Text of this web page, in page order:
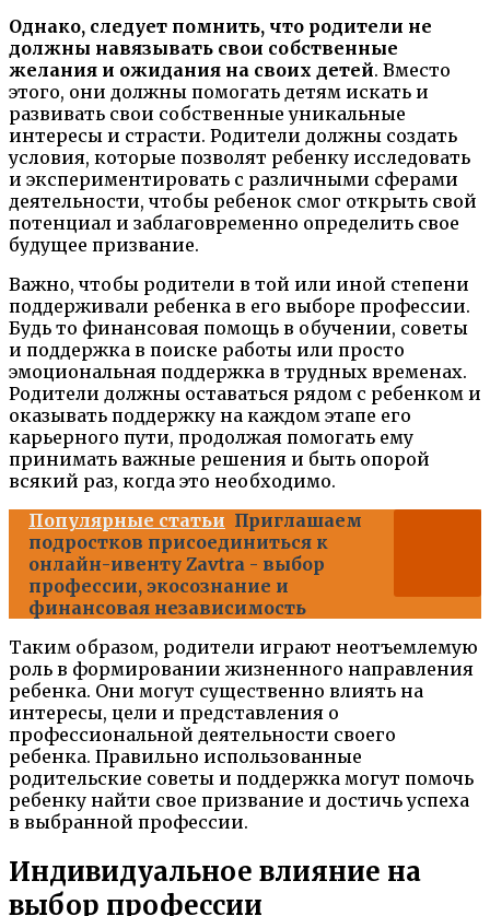
Однако, следует помнить, что родители не
должны навязывать свои собственные
желания и ожидания на своих детей. Вместо
этого, они должны помогать детям искать и
развивать свои собственные уникальные
интересы и страсти. Родители должны создать
условия, которые позволят ребенку исследовать
и экспериментировать с различными сферами
деятельности, чтобы ребенок смог открыть свой
потенциал и заблаговременно определить свое
будущее призвание.
Важно, чтобы родители в той или иной степени
поддерживали ребенка в его выборе профессии.
Будь то финансовая помощь в обучении, советы
и поддержка в поиске работы или просто
эмоциональная поддержка в трудных временах.
Родители должны оставаться рядом с ребенком и
оказывать поддержку на каждом этапе его
карьерного пути, продолжая помогать ему
принимать важные решения и быть опорой
всякий раз, когда это необходимо.
Популярные статьи Приглашаем
подростков присоединиться к
онлайн-ивенту Zavtra - выбор
профессии, экосознание и
финансовая независимость
Таким образом, родители играют неотъемлемую
роль в формировании жизненного направления
ребенка. Они могут существенно влиять на
интересы, цели и представления о
профессиональной деятельности своего
ребенка. Правильно использованные
родительские советы и поддержка могут помочь
ребенку найти свое призвание и достичь успеха
в выбранной профессии.
Индивидуальное влияние на
выбор профессии